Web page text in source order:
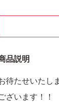
品説明
待たせいたし
ざいます！！